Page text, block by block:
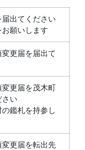
出てください
願いします
更届を届出て
更届を茂木町
い
の鑑札を持参し
更届を転出先